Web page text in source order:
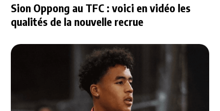
Sion Oppong au TFC : voici en vidéo les
qualités de la nouvelle recrue